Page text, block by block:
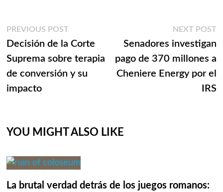
Navegación
de
entradas
PREVIOUS POSTPrevious
post:
Decisión de la Corte
Suprema sobre terapia
de conversión y su
impacto
NEXT POST
Senadores investigan
pago de 370 millones a
Cheniere Energy por el
IRS
YOU MIGHT ALSO LIKE
La brutal verdad detrás de los juegos romanos: